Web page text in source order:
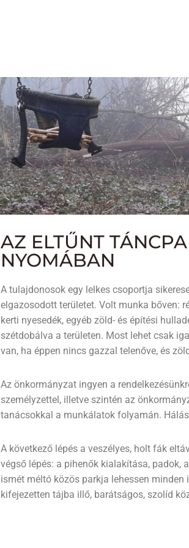
AZ ELTŰNT
NYOMÁBAN
A tulajdonosok egy lelkes csoportja
elgazosodott területet. Volt munka bőven:
kerti nyesedék, egyéb zöld- és építési
szétdobálva a területen. Most lehet csak
van, ha éppen nincs gazzal telenőve, és
Az önkormányzat ingyen a
személyzettel, illetve szintén az
tanácsokkal a munkálatok folyamán.
A következő lépés a veszélyes, holt fák
végső lépés: a pihenők kialakítása, padok,
ismét méltó közös parkja lehessen
kifejezetten tájba illő, barátságos, szolíd